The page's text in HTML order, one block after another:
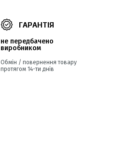
ГАРАНТІЯ
не передбачено
виробником
Обмін / повернення товару
протягом 14-ти днів